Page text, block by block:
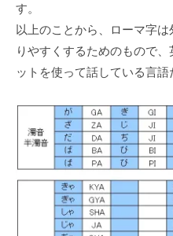
す。
以上のことから、ローマ字
りやすくするためのもので
ットを使って話している⾔語